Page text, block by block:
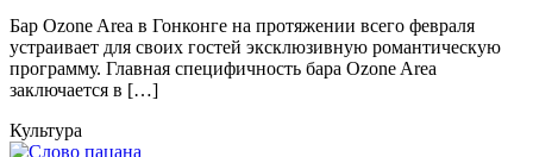
Бaр Ozone Area в Гонконге на протяжении всего февраля
устраивает для своих гостей эксклюзивную романтическую
программу. Главная специфичность бара Ozone Area
заключается в […]
Культура